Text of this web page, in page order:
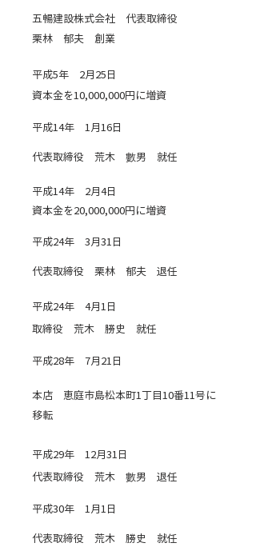
五暢建設株式会社 代表取締役
栗林 郁夫 創業
平成5年 2月25日
資本金を10,000,000円に増資
平成14年 1月16日
代表取締役 荒木 數男 就任
平成14年 2月4日
資本金を20,000,000円に増資
平成24年 3月31日
代表取締役 栗林 郁夫 退任
平成24年 4月1日
取締役 荒木 勝史 就任
平成28年 7月21日
本店 恵庭市島松本町1丁目10番11号に
移転
平成29年 12月31日
代表取締役 荒木 數男 退任
平成30年 1月1日
代表取締役 荒木 勝史 就任